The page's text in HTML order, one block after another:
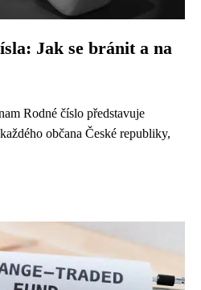
Jak se bránit a na
Rodné číslo představuje
občana České republiky,